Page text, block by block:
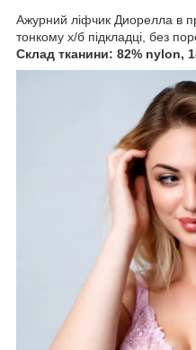
Ажурний ліфчик Диорелла в
тонкому х/б підкладці, без
Склад тканини: 82% nylon,